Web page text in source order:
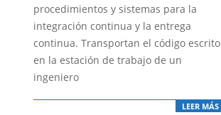
procedimientos y sistemas para la
integración continua y la entrega
continua. Transportan el código escrito
en la estación de trabajo de un
ingeniero
LEER MÁS